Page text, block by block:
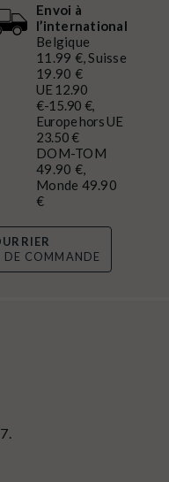
Envoi à
l’international
Belgique
11.99 €, Suisse
19.90 €
UE 12.90
€-15.90 €,
Europe hors UE
23.50 €
DOM-TOM
49.90 €,
Monde 49.90
€
DE COMMANDE